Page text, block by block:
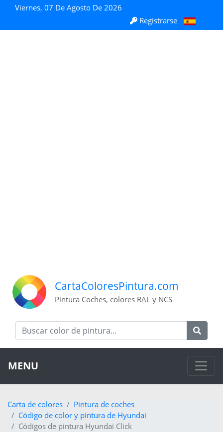
Viernes, 07 De Agosto De 2026
Registrarse
CartaColoresPintura.com
Pintura Coches, colores RAL y NCS
MENU
Carta de colores
Pintura de coches
Código de color y pintura de Hyundai
Códigos de pintura Hyundai Click